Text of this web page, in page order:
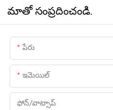
మాతో సంప్రదించండి.
పేరు
ఇమెయిల్
ఫోన్/వాట్సాప్